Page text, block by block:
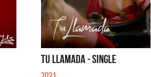
TU LLAMADA - SINGLE